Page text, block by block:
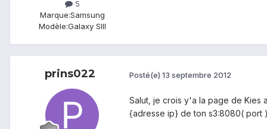
5
Marque:Samsung
Modèle:Galaxy SIII
prins022 Posté(e) 13 septembre 2012
Salut, je crois y'a la page de Kies
{adresse ip} de ton s3:8080( port